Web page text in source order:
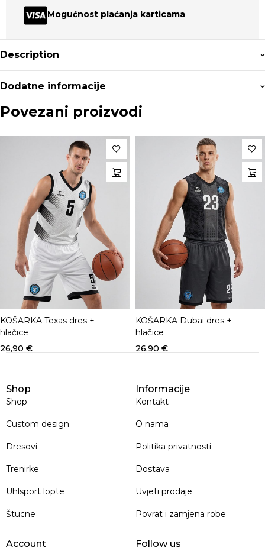
Mogućnost plaćanja karticama
Description
Dodatne informacije
Povezani proizvodi
KOŠARKA Texas dres +
hlačice
26,90 €
KOŠARKA Dubai dres +
hlačice
26,90 €
Shop
Shop
Custom design
Dresovi
Trenirke
Uhlsport lopte
Štucne
Informacije
Kontakt
O nama
Politika privatnosti
Dostava
Uvjeti prodaje
Povrat i zamjena robe
Account Follow us